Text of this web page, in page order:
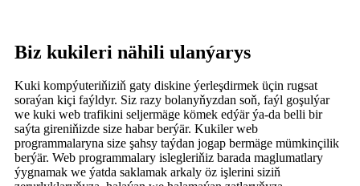
Biz kukileri nähili ulanýarys
Kuki kompýuteriňiziň gaty diskine ýerleşdirmek üçin rugsat
soraýan kiçi faýldyr. Siz razy bolanyňyzdan soň, faýl goşulýar
we kuki web trafikini seljermäge kömek edýär ýa-da belli bir
saýta gireniňizde size habar berýär. Kukiler web
programmalaryna size şahsy taýdan jogap bermäge mümkinçilik
berýär. Web programmalary islegleriňiz barada maglumatlary
ýygnamak we ýatda saklamak arkaly öz işlerini siziň